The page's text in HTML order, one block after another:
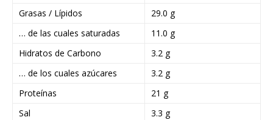
Grasas / Lípidos
29.0 g
… de las cuales saturadas
11.0 g
Hidratos de Carbono
3.2 g
… de los cuales azúcares
3.2 g
Proteínas
21 g
Sal
3.3 g